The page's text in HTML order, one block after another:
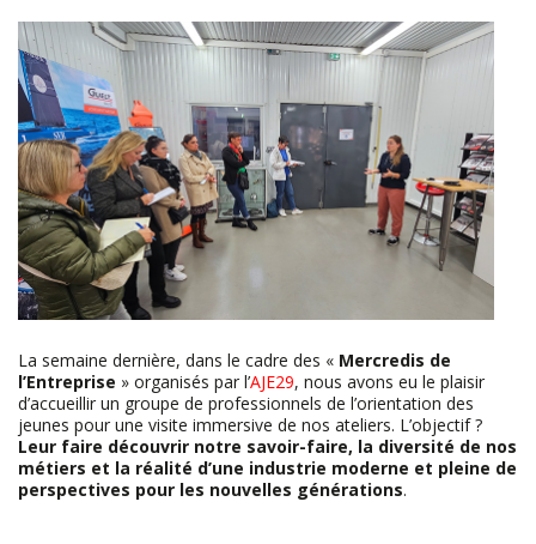
La semaine dernière, dans le cadre des « Mercredis de
l’Entreprise » organisés par l’AJE29, nous avons eu le plaisir
d’accueillir un groupe de professionnels de l’orientation des
jeunes pour une visite immersive de nos ateliers. L’objectif ?
Leur faire découvrir notre savoir-faire, la diversité de nos
métiers et la réalité d’une industrie moderne et pleine de
perspectives pour les nouvelles générations.